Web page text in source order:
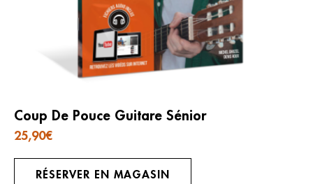
Coup De Pouce Guitare Sénior
25,90€
RÉSERVER EN MAGASIN